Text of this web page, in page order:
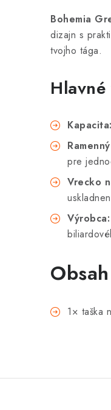
Bohemia
dizajn s
tvojho tága.
Kapacita:
pre
Vrecko
Výrobca:
1× taška